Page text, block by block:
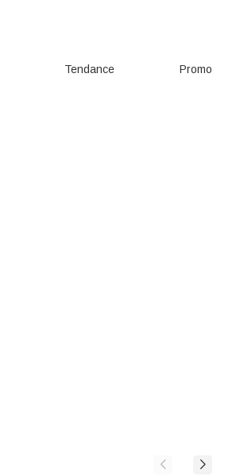
Tendance Promo